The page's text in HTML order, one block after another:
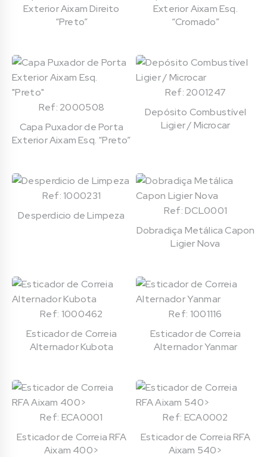
Exterior Aixam Direito
“Preto”
Exterior Aixam Esq.
“Cromado”
Ref: 2000508
Capa Puxador de Porta
Exterior Aixam Esq. “Preto”
Ref: 2001247
Depósito Combustível
Ligier / Microcar
Ref: 1000231
Desperdicio de Limpeza
Ref: DCL0001
Dobradiça Metálica Capon
Ligier Nova
Ref: 1000462
Esticador de Correia
Alternador Kubota
Ref: 1001116
Esticador de Correia
Alternador Yanmar
Ref: ECA0001
Esticador de Correia RFA
Aixam 400>
Ref: ECA0002
Esticador de Correia RFA
Aixam 540>